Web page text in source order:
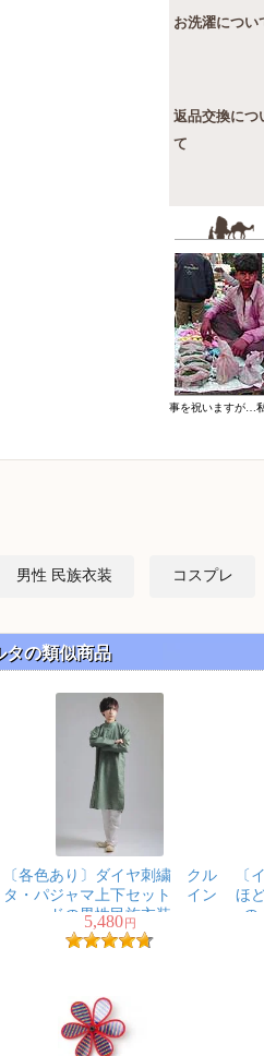
お洗濯につい
返品交換につ
て
事を祝いますが…
男性 民族衣装 コスプレ
タの類似商品
〔各色あり〕ダイヤ刺繍 クル
タ・パジャマ上下セット イン
ドの男性民族衣装
5,480円
〔
ほ
の
マ